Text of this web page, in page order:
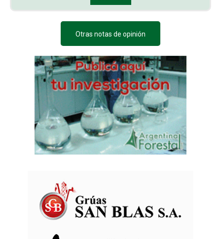
Otras notas de opinión